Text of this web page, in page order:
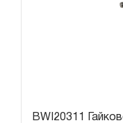
BWI20311